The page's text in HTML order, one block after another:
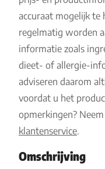
accuraat mogelijk te
regelmatig worden
informatie zoals
dieet- of allergie-
adviseren daarom
voordat u het
opmerkingen?
klantenservice.
Omschrijving